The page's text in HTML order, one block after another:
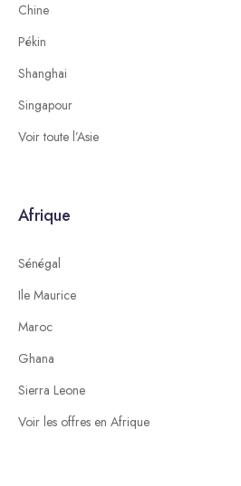
Chine
Pékin
Shanghai
Singapour
Voir toute l’Asie
Afrique
Sénégal
Ile Maurice
Maroc
Ghana
Sierra Leone
Voir les offres en Afrique